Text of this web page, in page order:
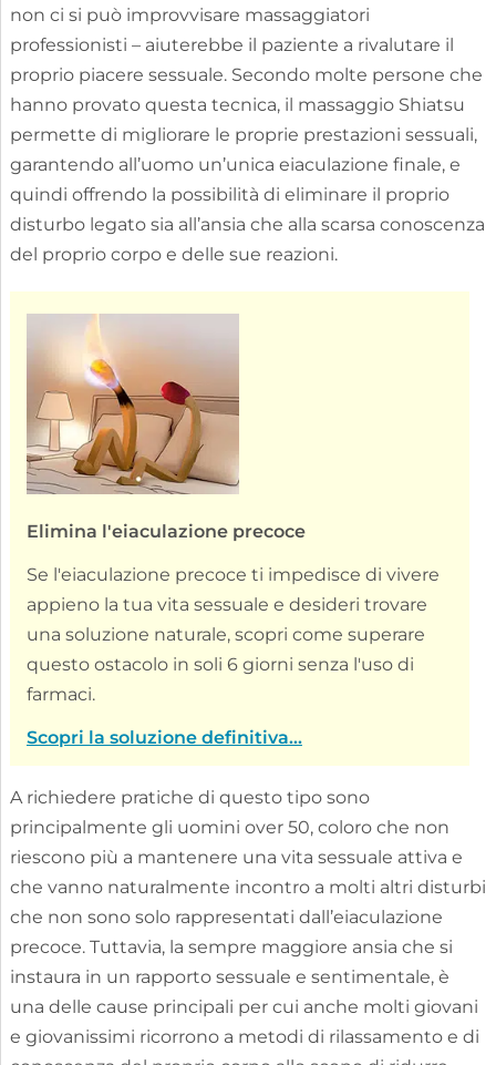
non ci si può improvvisare massaggiatori
professionisti – aiuterebbe il paziente a rivalutare il
proprio piacere sessuale. Secondo molte persone che
hanno provato questa tecnica, il massaggio Shiatsu
permette di migliorare le proprie prestazioni sessuali,
garantendo all’uomo un’unica eiaculazione finale, e
quindi offrendo la possibilità di eliminare il proprio
disturbo legato sia all’ansia che alla scarsa conoscenza
del proprio corpo e delle sue reazioni.
Elimina l'eiaculazione precoce
Se l'eiaculazione precoce ti impedisce di vivere
appieno la tua vita sessuale e desideri trovare
una soluzione naturale, scopri come superare
questo ostacolo in soli 6 giorni senza l'uso di
farmaci.
Scopri la soluzione definitiva...
A richiedere pratiche di questo tipo sono
principalmente gli uomini over 50, coloro che non
riescono più a mantenere una vita sessuale attiva e
che vanno naturalmente incontro a molti altri disturbi
che non sono solo rappresentati dall’eiaculazione
precoce. Tuttavia, la sempre maggiore ansia che si
instaura in un rapporto sessuale e sentimentale, è
una delle cause principali per cui anche molti giovani
e giovanissimi ricorrono a metodi di rilassamento e di